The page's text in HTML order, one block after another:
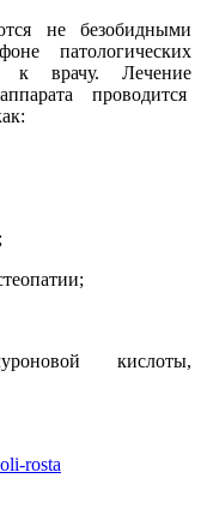
не безобидными
патологических
к врачу. Лечение
проводится
кислоты,
rosta